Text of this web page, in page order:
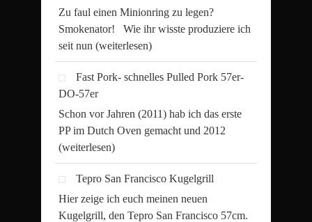
Zu faul einen Minionring zu legen?
Smokenator! Wie ihr wisste produziere ich
seit nun (weiterlesen)
Fast Pork- schnelles Pulled Pork 57er-
DO-57er
Schon vor Jahren (2011) hab ich das erste
PP im Dutch Oven gemacht und 2012
(weiterlesen)
Tepro San Francisco Kugelgrill
Hier zeige ich euch meinen neuen
Kugelgrill, den Tepro San Francisco 57cm.